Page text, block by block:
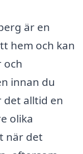
är en
hem och kan
och
innan du
det alltid en
olika
när det